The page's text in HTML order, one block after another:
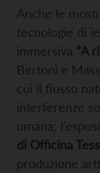
Anche le
tecnologie di
immersiva “A
Bertoni e
cui il flusso
interferenze
umana;
di Officina
produzione